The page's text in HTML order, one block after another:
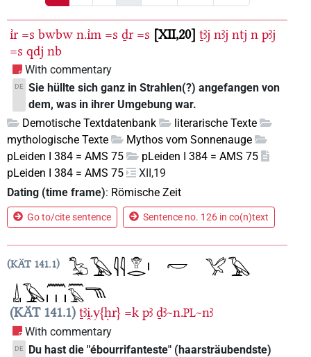
ı͗r =s bwbw n.ı͗m =s ḏr =s XII,20 ṯꜣj nꜣj ntj n pꜣj
=s qdj nb
With commentary
DE Sie hüllte sich ganz in Strahlen(?) angefangen von
dem, was in ihrer Umgebung war.
Demotische Textdatenbank
literarische Texte
mythologische Texte
Mythos vom Sonnenauge
pLeiden I 384 = AMS 75
pLeiden I 384 = AMS 75
pLeiden I 384 = AMS 75
XII,19
Dating (time frame): Römische Zeit
Go to/cite sentence Sentence no. 126 in co(n)text
KÄT 141.1
KÄT 141.1 ṯꜣi̯.y{ḥr} =k pꜣ ḏꜣ~n.PL~nꜣ
With commentary
DE
Du hast die "ébourrifanteste" (haarsträubendste)